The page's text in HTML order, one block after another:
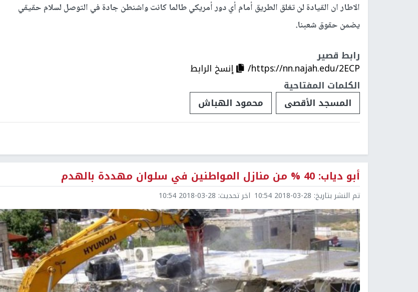
الاطار ان القيادة لن تغلق الطريق أمام أي دور أمريكي طالما كانت واشنطن جادة في التوصل لسلام حقيقي
يضمن حقوق شعبنا.
رابط قصير
https://nn.najah.edu/2ECP/
إنسخ الرابط
الكلمات المفتاحية
المسجد الأقصى
محمود الهباش
أبو دياب: 40 % من منازل المواطنين في سلوان مهددة بالهدم
تم النشر بتاريخ: 2018-03-28 10:54 اخر تحديث: 2018-03-28 10:54